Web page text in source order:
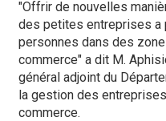
"Offrir de nouvelles
des petites entreprises a
personnes dans des
commerce" a dit M.
général adjoint du
la gestion des
commerce.